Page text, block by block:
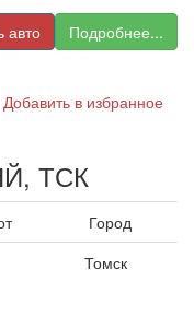
Подробнее...
авто
Добавить в избранное
ТСК
Город
Томск